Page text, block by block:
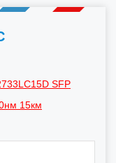
SFP
15км